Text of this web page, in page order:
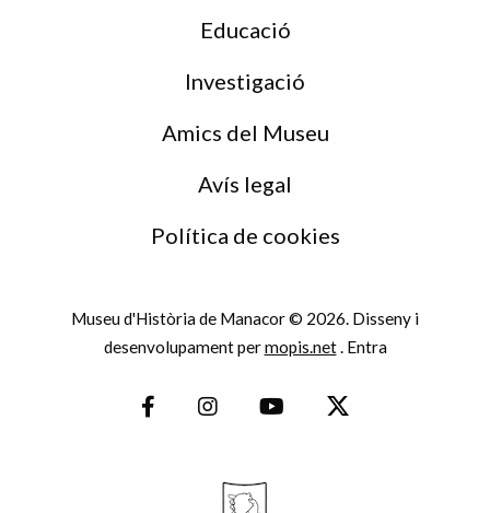
Educació
Investigació
Amics del Museu
Avís legal
Política de cookies
Museu d'Història de Manacor © 2026. Disseny i
desenvolupament permopis.net. Entra